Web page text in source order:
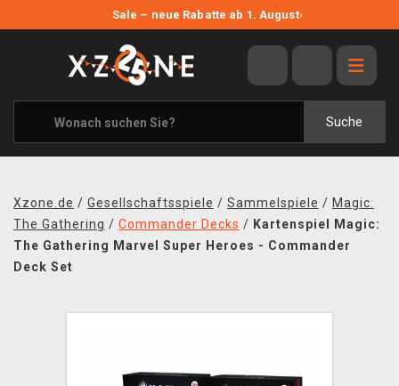
Sale – neue Rabatte ab 1. August›
Suche
ANGEBOTE
ALLE MARKEN
XZONE ORIGINALS
KLEIDUNG & ACCESSOIRES
BÜCHER & COMICS
BRETT- UND KARTENSPIELE
Xzone.de / Gesellschaftsspiele / Sammelspiele / Magic:
The Gathering / Commander Decks / Kartenspiel Magic:
The Gathering Marvel Super Heroes - Commander
Deck Set